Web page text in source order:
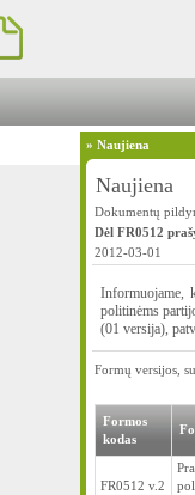
» Naujiena
Naujiena
Dokumentų
Dėl FR0512
2012-03-01
Informuojame,
politinėms
(01 versija),
Formų versijos,
Formos
kodas
FR0512 v.2